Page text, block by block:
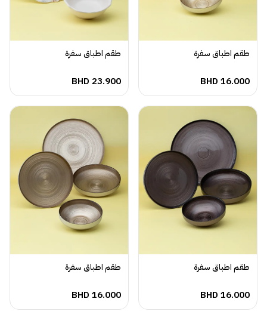
طقم اطباق سفرة
BHD 16.000
طقم اطباق سفرة
BHD 23.900
طقم اطباق سفرة
BHD 16.000
طقم اطباق سفرة
BHD 16.000